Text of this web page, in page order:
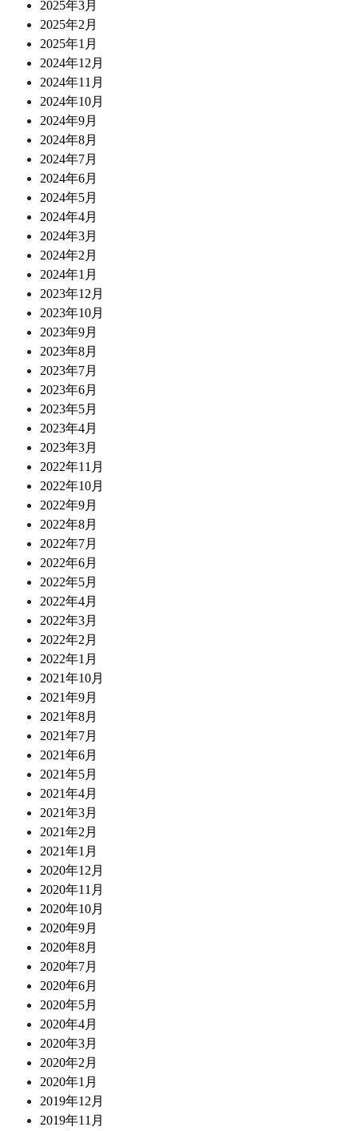
2025年3月
2025年2月
2025年1月
2024年12月
2024年11月
2024年10月
2024年9月
2024年8月
2024年7月
2024年6月
2024年5月
2024年4月
2024年3月
2024年2月
2024年1月
2023年12月
2023年10月
2023年9月
2023年8月
2023年7月
2023年6月
2023年5月
2023年4月
2023年3月
2022年11月
2022年10月
2022年9月
2022年8月
2022年7月
2022年6月
2022年5月
2022年4月
2022年3月
2022年2月
2022年1月
2021年10月
2021年9月
2021年8月
2021年7月
2021年6月
2021年5月
2021年4月
2021年3月
2021年2月
2021年1月
2020年12月
2020年11月
2020年10月
2020年9月
2020年8月
2020年7月
2020年6月
2020年5月
2020年4月
2020年3月
2020年2月
2020年1月
2019年12月
2019年11月